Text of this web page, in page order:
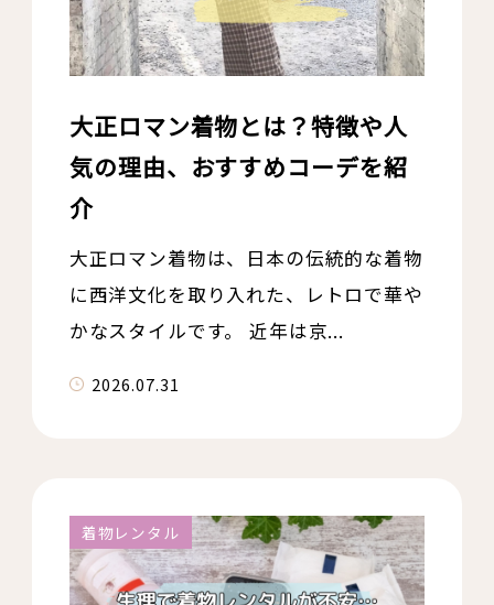
大正ロマン着物とは？特徴や人
気の理由、おすすめコーデを紹
介
大正ロマン着物は、日本の伝統的な着物
に西洋文化を取り入れた、レトロで華や
かなスタイルです。 近年は京...
2026.07.31
着物レンタル